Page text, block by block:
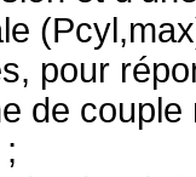
pour
de couple